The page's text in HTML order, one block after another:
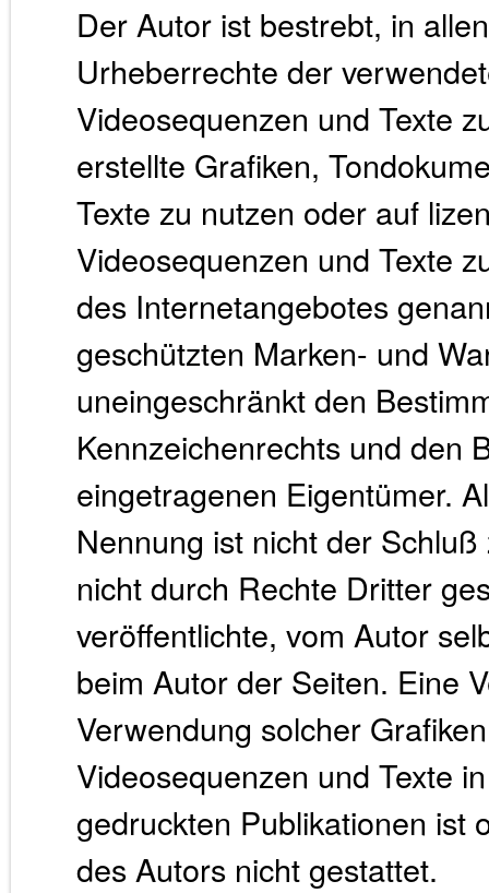
Der Autor ist bestrebt, in
Urheberrechte der
Videosequenzen und Texte
erstellte Grafiken,
Texte zu nutzen oder auf
Videosequenzen und Texte
des Internetangebotes
geschützten Marken- und
uneingeschränkt den
Kennzeichenrechts und den
eingetragenen Eigentümer.
Nennung ist nicht der
nicht durch Rechte Dritter
veröffentlichte, vom Autor
beim Autor der Seiten. Eine
Verwendung solcher
Videosequenzen und Texte
gedruckten Publikationen ist
des Autors nicht gestattet.